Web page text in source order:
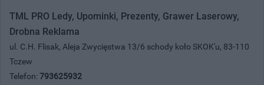
TML PRO Ledy, Upominki, Prezenty, Grawer Laserowy,
Drobna Reklama
ul. C.H. Flisak, Aleja Zwycięstwa 13/6 schody koło SKOK'u, 83-110
Tczew
Telefon: 793625932